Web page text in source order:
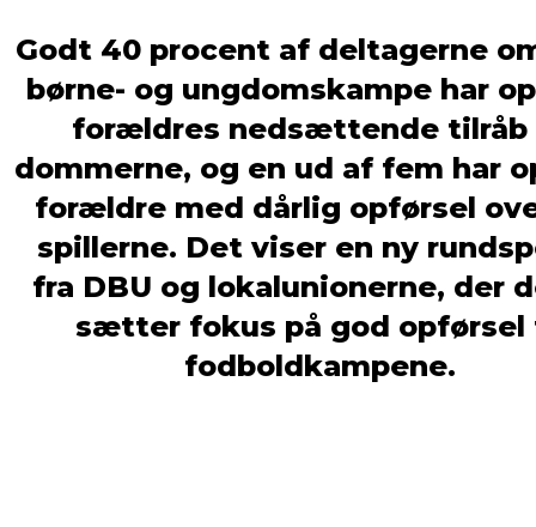
Godt 40 procent af deltagerne
børne- og ungdomskampe har
forældres nedsættende
dommerne, og en ud af fem har
forældre med dårlig opførsel
spillerne. Det viser en ny
fra DBU og lokalunionerne, der
sætter fokus på god opførsel
fodboldkampene.